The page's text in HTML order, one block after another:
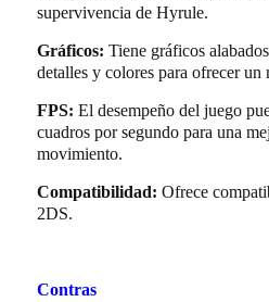
supervivencia de Hyrule.
Gráficos: Tiene gráficos
detalles y colores para ofrecer un
FPS: El desempeño del juego
cuadros por segundo para una
movimiento.
Compatibilidad: Ofrece
2DS.
Contras